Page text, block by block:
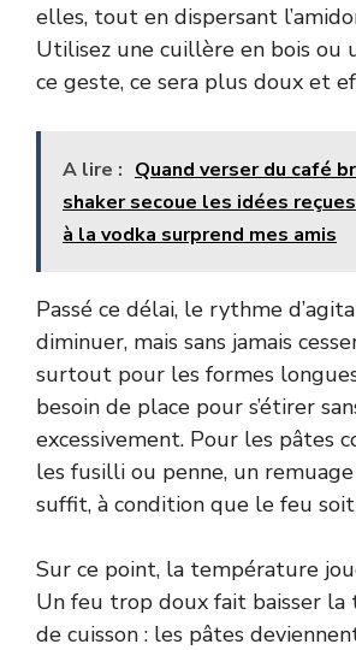
elles, tout en dispersant
Utilisez une cuillère en bois ou
ce geste, ce sera plus doux et
A lire : Quand verser du café
shaker secoue les idées
à la vodka surprend mes amis
Passé ce délai, le rythme
diminuer, mais sans jamais
surtout pour les formes
besoin de place pour s’étirer
excessivement. Pour les pâtes
les fusilli ou penne, un
suffit, à condition que le feu soit
Sur ce point, la température
Un feu trop doux fait baisser
de cuisson : les pâtes